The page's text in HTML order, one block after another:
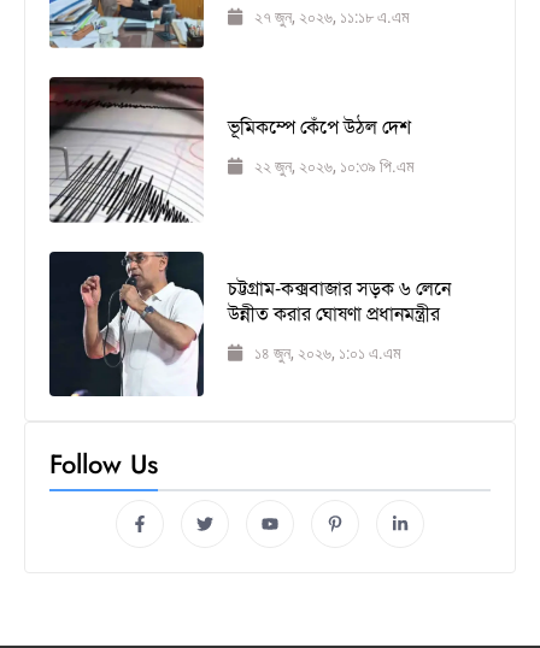
২৭ জুন, ২০২৬, ১১:১৮ এ.এম
ভূমিকম্পে কেঁপে উঠল দেশ
২২ জুন, ২০২৬, ১০:৩৯ পি.এম
চট্টগ্রাম-কক্সবাজার সড়ক ৬ লেনে
উন্নীত করার ঘোষণা প্রধানমন্ত্রীর
১৪ জুন, ২০২৬, ১:০১ এ.এম
Follow Us